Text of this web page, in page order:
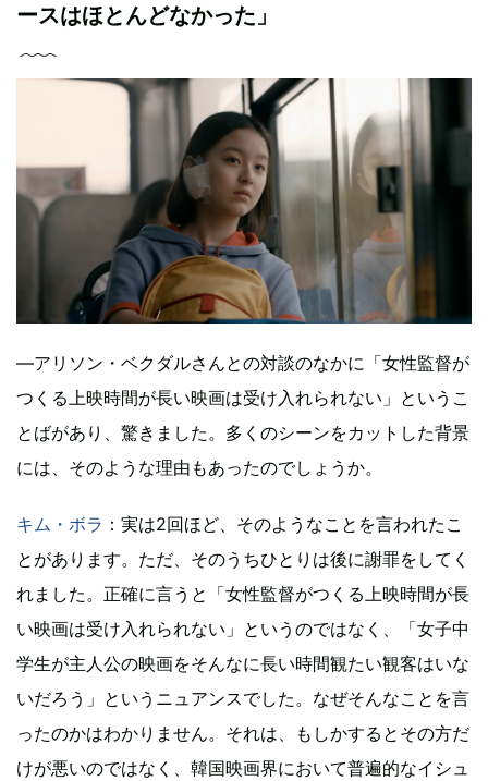
ースはほとんどなかった」
―アリソン・ベクダルさんとの対談のなかに「女性監督が
つくる上映時間が長い映画は受け入れられない」というこ
とばがあり、驚きました。多くのシーンをカットした背景
には、そのような理由もあったのでしょうか。
キム・ボラ ：実は2回ほど、そのようなことを言われたこ
とがあります。ただ、そのうちひとりは後に謝罪をしてく
れました。正確に言うと「女性監督がつくる上映時間が長
い映画は受け入れられない」というのではなく、「女子中
学生が主人公の映画をそんなに長い時間観たい観客はいな
いだろう」というニュアンスでした。なぜそんなことを言
ったのかはわかりません。それは、もしかするとその方だ
けが悪いのではなく、韓国映画界において普遍的なイシュ